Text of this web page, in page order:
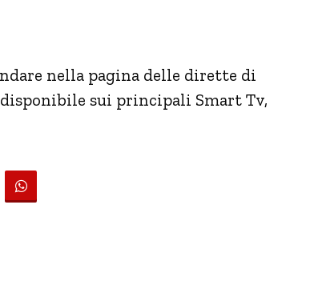
nella pagina delle dirette di
disponibile sui principali Smart Tv,